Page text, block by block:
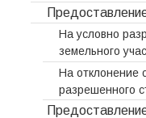
На условно
земельного
На отклонение
разрешенного